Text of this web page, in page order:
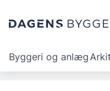
Byggeri og anlæg